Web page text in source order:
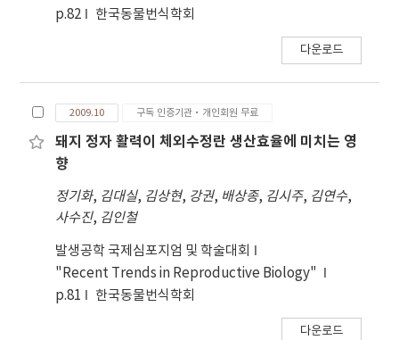
the highest(42.3%) and followed by private
terms of own over 151 boar were surveyed as
per AI center was 68. The amount of liquid
semen provided by 52 AI centers were
1,791,000 doses and each AI center provides
for 90% consumption by sows in Korea.
p.82
한국동물번식학회
다운로드
2009.10 구독 인증기관·개인회원 무료
돼지 정자 활력이 체외수정란 생산효율에 미치는 영
향
정기화, 김대실, 김상현, 강권, 배상종, 김시주, 김연수,
사수진, 김인철
발생공학 국제심포지엄 및 학술대회
"Recent Trends in Reproductive Biology"
p.81
한국동물번식학회
다운로드